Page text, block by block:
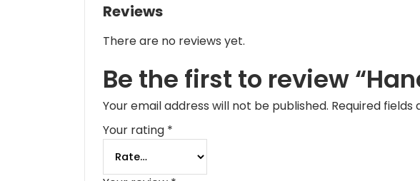
Reviews
There are no reviews yet.
Be the first to review
Your email address will not be published. Required fields
Your rating *